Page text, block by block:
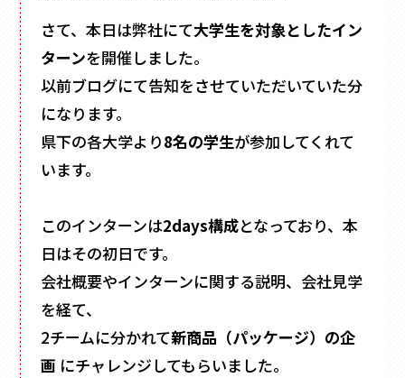
ゲーム
フォト
陶器
メガネ
玩具
電子機器
キーボックス
その他
開くタイプ
身箱のみ
ステッチ留め
スリーブ
のせふた式
フォトフレーム
底ワンタッチ
スライド式
フラップ式
変形箱
ハート形
多角形
さて、本日は弊社にて大学生を対象としたイン
ターンを開催しました。
以前ブログにて告知をさせていただいていた分
になります。
県下の各大学より8名の学生が参加してくれて
います。
このインターンは2days構成となっており、本
日はその初日です。
会社概要やインターンに関する説明、会社見学
を経て、
2チームに分かれて新商品（パッケージ）の企
画 にチャレンジしてもらいました。